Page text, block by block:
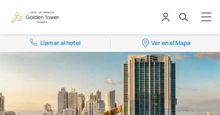
Llamar al hotel Ver en el Mapa